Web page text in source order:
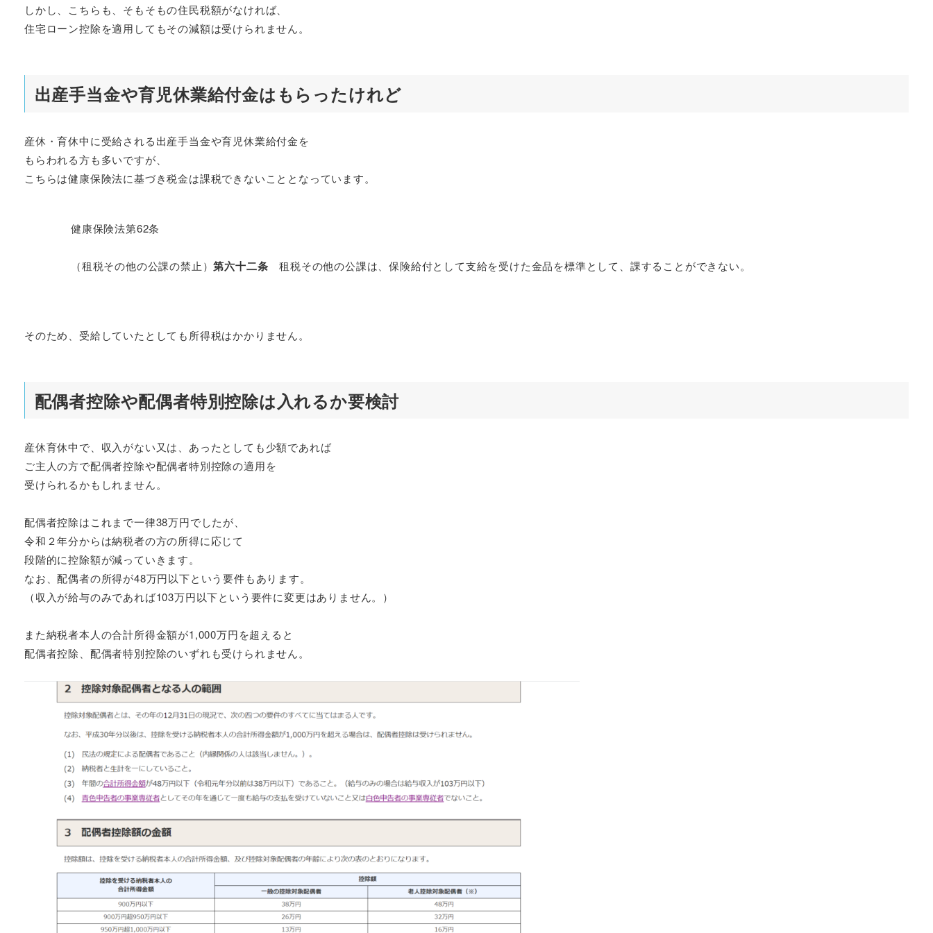
しかし、こちらも、そもそもの住民税額がなければ、
住宅ローン控除を適用してもその減額は受けられません。
出産手当金や育児休業給付金はもらったけれど
産休・育休中に受給される出産手当金や育児休業給付金を
もらわれる方も多いですが、
こちらは健康保険法に基づき税金は課税できないこととなっています。
健康保険法第62条
（租税その他の公課の禁止）第六十二条 租税その他の公課は、保険給付として支給を受けた金品を標準として、課することができない。
そのため、受給していたとしても所得税はかかりません。
配偶者控除や配偶者特別控除は入れるか要検討
産休育休中で、収入がない又は、あったとしても少額であれば
ご主人の方で配偶者控除や配偶者特別控除の適用を
受けられるかもしれません。
配偶者控除はこれまで一律38万円でしたが、
令和２年分からは納税者の方の所得に応じて
段階的に控除額が減っていきます。
なお、配偶者の所得が48万円以下という要件もあります。
（収入が給与のみであれば103万円以下という要件に変更はありません。）
また納税者本人の合計所得金額が1,000万円を超えると
配偶者控除、配偶者特別控除のいずれも受けられません。